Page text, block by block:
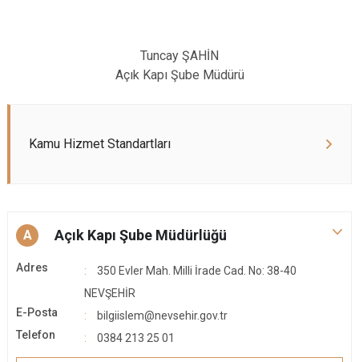
Tuncay ŞAHİN
Açık Kapı Şube Müdürü
Kamu Hizmet Standartları
A Açık Kapı Şube Müdürlüğü
Adres
350 Evler Mah. Milli İrade Cad. No: 38-40
NEVŞEHİR
E-Posta
bilgiislem@nevsehir.gov.tr
Telefon
0384 213 25 01